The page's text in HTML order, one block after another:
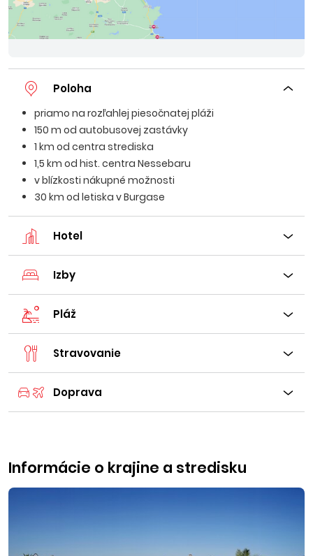
Poloha
priamo na rozľahlej piesočnatej pláži
150 m od autobusovej zastávky
1 km od centra strediska
1,5 km od hist. centra Nessebaru
v blízkosti nákupné možnosti
30 km od letiska v Burgase
Hotel
Izby
Pláž
Stravovanie
Doprava
Informácie o krajine a stredisku